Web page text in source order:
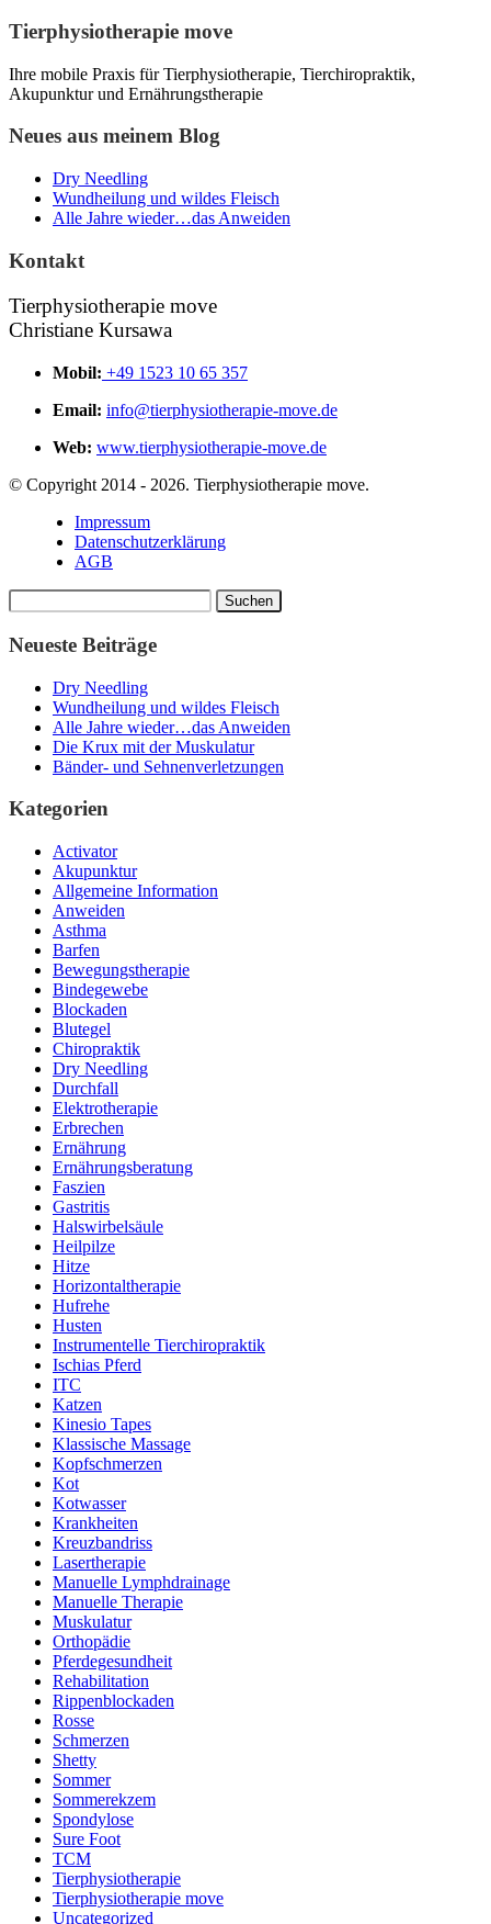
Tierphysiotherapie move
Ihre mobile Praxis für Tierphysiotherapie, Tierchiropraktik,
Akupunktur und Ernährungstherapie
Neues aus meinem Blog
Dry Needling
Wundheilung und wildes Fleisch
Alle Jahre wieder…das Anweiden
Kontakt
Tierphysiotherapie move
Christiane Kursawa
Mobil: +49 1523 10 65 357
Email: info@tierphysiotherapie-move.de
Web: www.tierphysiotherapie-move.de
© Copyright 2014 - 2026. Tierphysiotherapie move.
Impressum
Datenschutzerklärung
AGB
Suchen
nach:
Neueste Beiträge
Dry Needling
Wundheilung und wildes Fleisch
Alle Jahre wieder…das Anweiden
Die Krux mit der Muskulatur
Bänder- und Sehnenverletzungen
Kategorien
Activator
Akupunktur
Allgemeine Information
Anweiden
Asthma
Barfen
Bewegungstherapie
Bindegewebe
Blockaden
Blutegel
Chiropraktik
Dry Needling
Durchfall
Elektrotherapie
Erbrechen
Ernährung
Ernährungsberatung
Faszien
Gastritis
Halswirbelsäule
Heilpilze
Hitze
Horizontaltherapie
Hufrehe
Husten
Instrumentelle Tierchiropraktik
Ischias Pferd
ITC
Katzen
Kinesio Tapes
Klassische Massage
Kopfschmerzen
Kot
Kotwasser
Krankheiten
Kreuzbandriss
Lasertherapie
Manuelle Lymphdrainage
Manuelle Therapie
Muskulatur
Orthopädie
Pferdegesundheit
Rehabilitation
Rippenblockaden
Rosse
Schmerzen
Shetty
Sommer
Sommerekzem
Spondylose
Sure Foot
TCM
Tierphysiotherapie
Tierphysiotherapie move
Uncategorized